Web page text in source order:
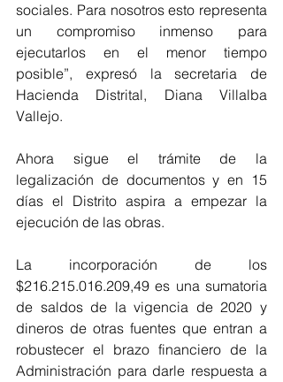
sociales. Para nosotros esto representa
un compromiso inmenso para
ejecutarlos en el menor tiempo
posible”, expresó la secretaria de
Hacienda Distrital, Diana Villalba
Vallejo.
Ahora sigue el trámite de la
legalización de documentos y en 15
días el Distrito aspira a empezar la
ejecución de las obras.
La incorporación de los
$216.215.016.209,49 es una sumatoria
de saldos de la vigencia de 2020 y
dineros de otras fuentes que entran a
robustecer el brazo financiero de la
Administración para darle respuesta a